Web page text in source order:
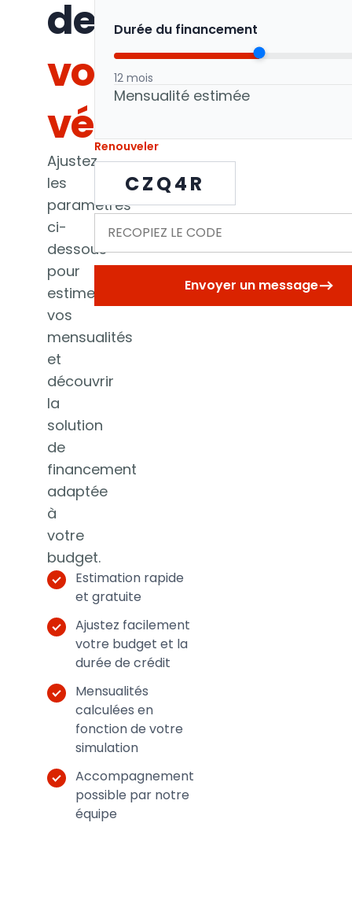
de
votre
véhicule
Ajustez
les
paramètres
ci-
dessous
pour
estimer
vos
mensualités
et
découvrir
la
solution
de
financement
adaptée
à
votre
budget.
Estimation rapide
et gratuite
Ajustez facilement
votre budget et la
durée de crédit
Mensualités
calculées en
fonction de votre
simulation
Accompagnement
possible par notre
équipe
Durée du financement
12 mois
Mensualité estimée
Renouveler
CZQ4R
Envoyer un message